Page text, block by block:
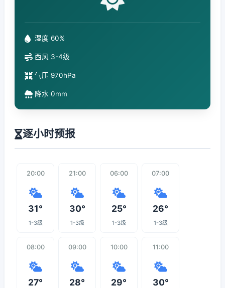
湿度 60%
西风 3-4级
气压 970hPa
降水 0mm
逐小时预报
20:00
31°
1-3级
21:00
30°
1-3级
06:00
25°
1-3级
07:00
26°
1-3级
08:00
27°
09:00
28°
10:00
29°
11:00
30°